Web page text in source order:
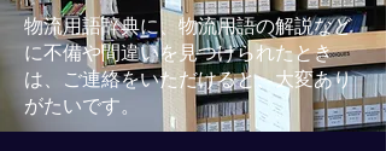
物流用語辞典に、物流用語の解説など
に不備や間違いを見つけられたとき
は、ご連絡をいただけると、大変あり
がたいです。